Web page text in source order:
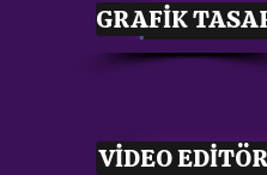
GRAFİK
VİDEO